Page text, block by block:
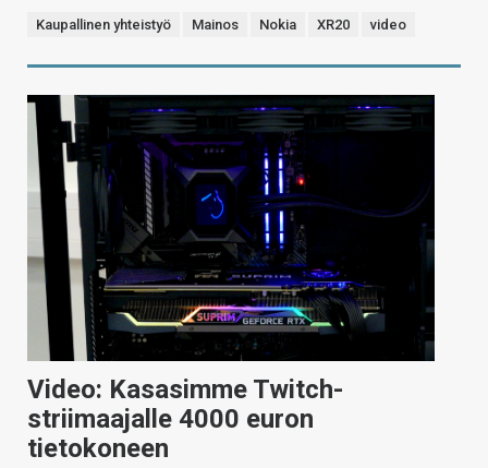
Kaupallinen yhteistyö Mainos Nokia XR20 video
Video: Kasasimme Twitch-
striimaajalle 4000 euron
tietokoneen